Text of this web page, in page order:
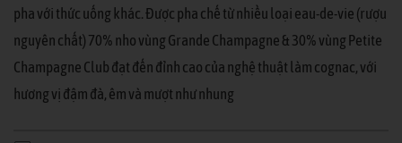
pha với thức uống khác. Được pha chế từ nhiều loại eau-de-vie (rượu
nguyên chất) 70% nho vùng Grande Champagne & 30% vùng Petite
Champagne Club đạt đến đỉnh cao của nghệ thuật làm cognac, với
hương vị đậm đà, êm và mượt như nhung